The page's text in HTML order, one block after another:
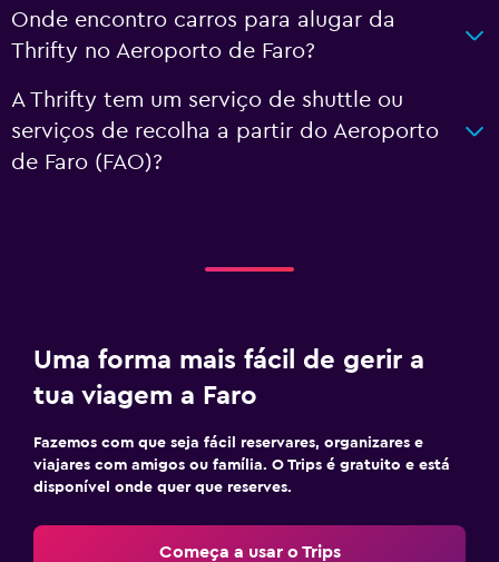
Onde encontro carros para alugar da
Thrifty no Aeroporto de Faro?
A Thrifty tem um serviço de shuttle ou
serviços de recolha a partir do Aeroporto
de Faro (FAO)?
Uma forma mais fácil de gerir a
tua viagem a Faro
Fazemos com que seja fácil reservares, organizares e
viajares com amigos ou família. O Trips é gratuito e está
disponível onde quer que reserves.
Começa a usar o Trips